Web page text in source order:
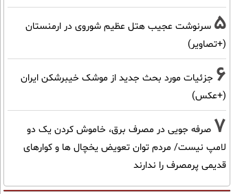
5 سرنوشت عجیب هتل عظیم شوروی در ارمنستان
(+تصاویر)
6 جزئیات مورد بحث جدید از موشک خیبرشکن ایران
(+عکس)
7 صرفه جویی در مصرف برق، خاموش کردن یک دو
لامپ نیست/ مردم توان تعویض یخچال ها و کوارهای
قدیمی پرمصرف را ندارند